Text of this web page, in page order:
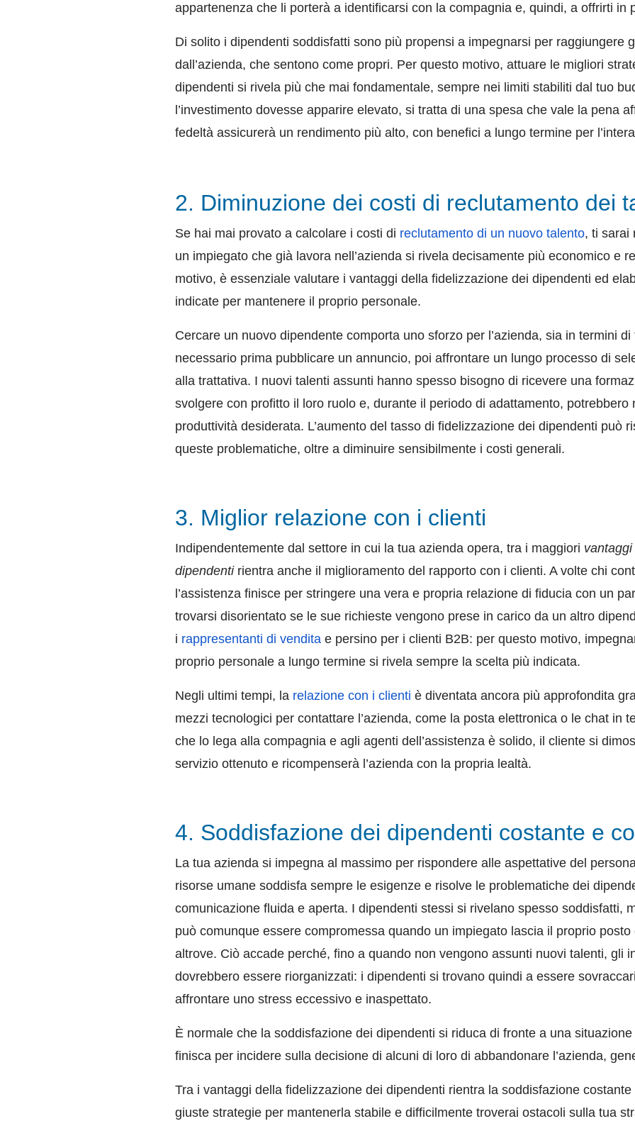
appartenenza che li porterà a identificarsi con la compagnia e, quindi, a offrirti in
Di solito i dipendenti soddisfatti sono più propensi a impegnarsi per raggiungere
dall’azienda, che sentono come propri. Per questo motivo, attuare le migliori
dipendenti si rivela più che mai fondamentale, sempre nei limiti stabiliti dal tuo
l’investimento dovesse apparire elevato, si tratta di una spesa che vale la pena
fedeltà assicurerà un rendimento più alto, con benefici a lungo termine per
2. Diminuzione dei costi di reclutamento dei
Se hai mai provato a calcolare i costi di reclutamento di un nuovo talento, ti sarai
un impiegato che già lavora nell’azienda si rivela decisamente più economico e
motivo, è essenziale valutare i vantaggi della fidelizzazione dei dipendenti ed
indicate per mantenere il proprio personale.
Cercare un nuovo dipendente comporta uno sforzo per l’azienda, sia in termini
necessario prima pubblicare un annuncio, poi affrontare un lungo processo di
alla trattativa. I nuovi talenti assunti hanno spesso bisogno di ricevere una
svolgere con profitto il loro ruolo e, durante il periodo di adattamento, potrebbero
produttività desiderata. L’aumento del tasso di fidelizzazione dei dipendenti può
queste problematiche, oltre a diminuire sensibilmente i costi generali.
3. Miglior relazione con i clienti
Indipendentemente dal settore in cui la tua azienda opera, tra i maggiori
dipendenti rientra anche il miglioramento del rapporto con i clienti. A volte chi
l’assistenza finisce per stringere una vera e propria relazione di fiducia con un
trovarsi disorientato se le sue richieste vengono prese in carico da un altro
i rappresentanti di vendita e persino per i clienti B2B: per questo motivo,
proprio personale a lungo termine si rivela sempre la scelta più indicata.
Negli ultimi tempi, la relazione con i clienti è diventata ancora più approfondita
mezzi tecnologici per contattare l’azienda, come la posta elettronica o le chat in
che lo lega alla compagnia e agli agenti dell’assistenza è solido, il cliente si
servizio ottenuto e ricompenserà l’azienda con la propria lealtà.
4. Soddisfazione dei dipendenti costante e
La tua azienda si impegna al massimo per rispondere alle aspettative del
risorse umane soddisfa sempre le esigenze e risolve le problematiche dei
comunicazione fluida e aperta. I dipendenti stessi si rivelano spesso soddisfatti,
può comunque essere compromessa quando un impiegato lascia il proprio
altrove. Ciò accade perché, fino a quando non vengono assunti nuovi talenti, gli
dovrebbero essere riorganizzati: i dipendenti si trovano quindi a essere
affrontare uno stress eccessivo e inaspettato.
È normale che la soddisfazione dei dipendenti si riduca di fronte a una
finisca per incidere sulla decisione di alcuni di loro di abbandonare l’azienda,
Tra i vantaggi della fidelizzazione dei dipendenti rientra la soddisfazione
giuste strategie per mantenerla stabile e difficilmente troverai ostacoli sulla tua